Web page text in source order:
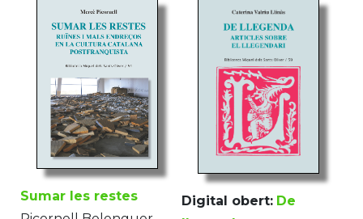
Sumar les restes
Digital obert: De